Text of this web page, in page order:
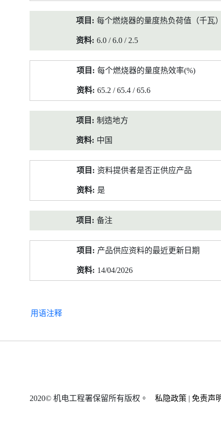
每个燃烧器的量度热负荷值（千瓦
6.0 / 6.0 / 2.5
每个燃烧器的量度热效率(%)
65.2 / 65.4 / 65.6
制造地方
中国
资料提供者是否正供应产品
是
备注
产品供应资料的最近更新日期
14/04/2026
用语注释
2020© 机电工程署保留所有版权。 私隐政策 | 免责声